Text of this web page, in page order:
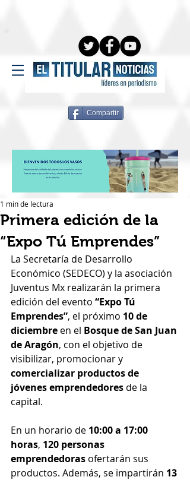
Compartir
Primera edición de la
“Expo Tú Emprendes”
1 min de lectura
La Secretaría de Desarrollo
Económico (SEDECO) y la asociación
Juventus Mx realizarán la primera
edición del evento “Expo Tú
Emprendes”, el próximo 10 de
diciembre en el Bosque de San Juan
de Aragón, con el objetivo de
visibilizar, promocionar y
comercializar productos de
jóvenes emprendedores de la
capital.
En un horario de 10:00 a 17:00
horas, 120 personas
emprendedoras ofertarán sus
productos. Además, se impartirán 13